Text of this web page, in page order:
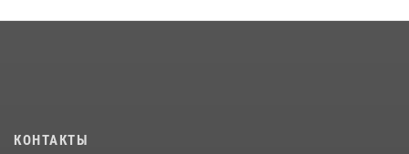
пенсионерку, страдающую потерей памяти
КОНТАКТЫ